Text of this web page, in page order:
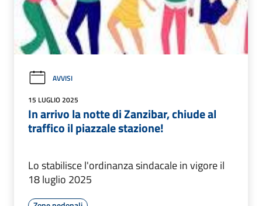
AVVISI
15 LUGLIO 2025
In arrivo la notte di Zanzibar, chiude al
traffico il piazzale stazione!
Lo stabilisce l'ordinanza sindacale in vigore il
18 luglio 2025